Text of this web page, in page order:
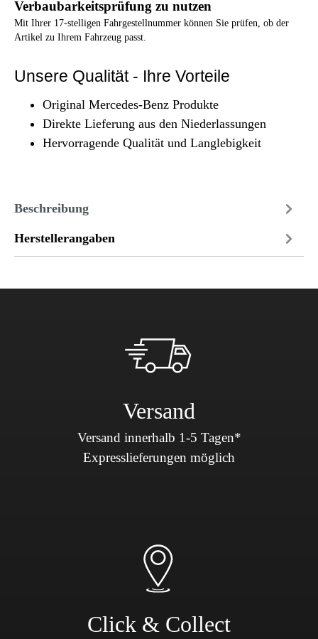
Verbaubarkeitsprüfung zu nutzen
Mit Ihrer 17-stelligen Fahrgestellnummer können Sie prüfen, ob der
Artikel zu Ihrem Fahrzeug passt.
Unsere Qualität - Ihre Vorteile
Original Mercedes-Benz Produkte
Direkte Lieferung aus den Niederlassungen
Hervorragende Qualität und Langlebigkeit
Beschreibung
Herstellerangaben
Versand
Versand innerhalb 1-5 Tagen*
Expresslieferungen möglich
Click & Collect